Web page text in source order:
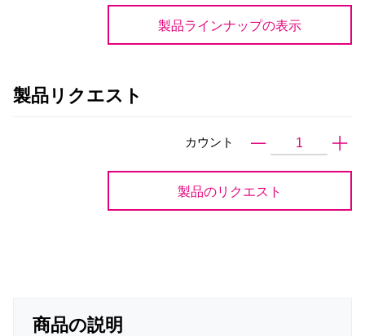
製品ラインナップの表示
製品リクエスト
カウント
製品のリクエスト
商品の説明